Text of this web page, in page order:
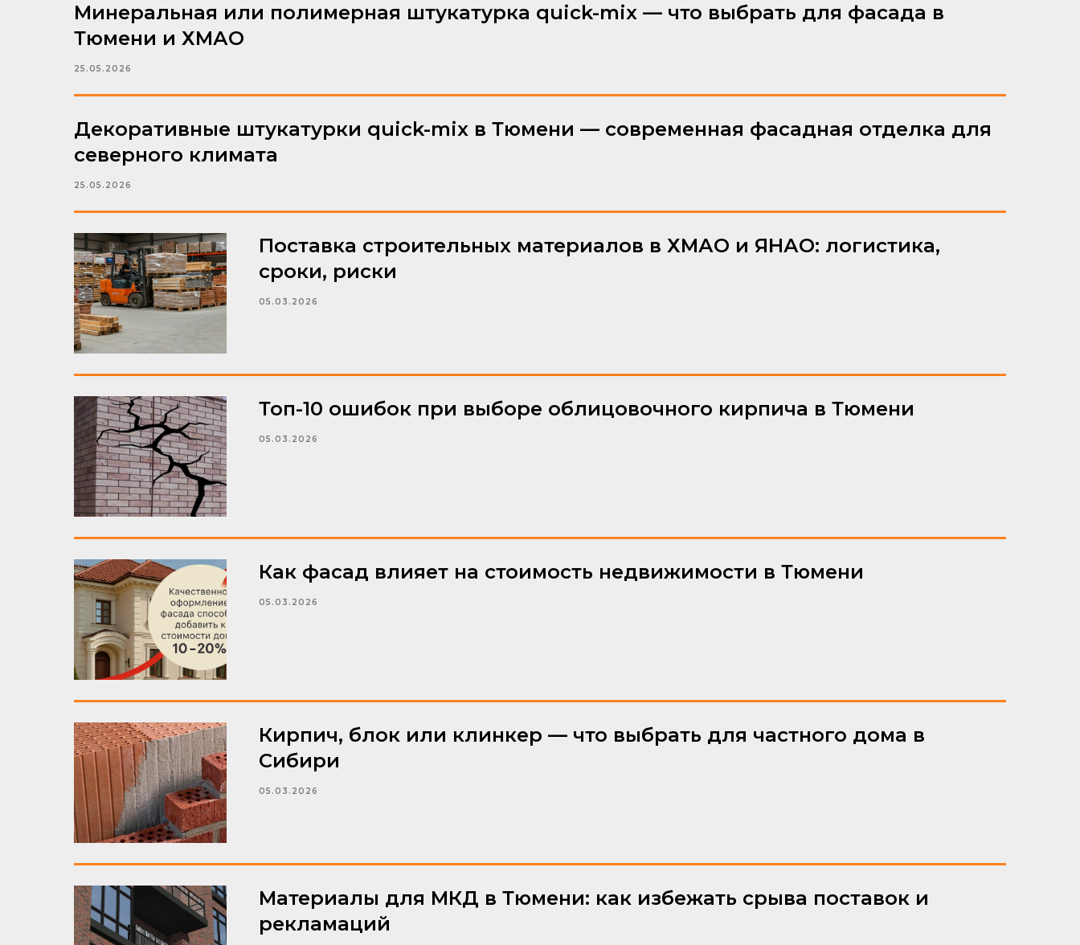
Минеральная или полимерная штукатурка quick-mix — что выбрать для фасада в
Тюмени и ХМАО
25.05.2026
Декоративные штукатурки quick-mix в Тюмени — современная фасадная отделка для
северного климата
25.05.2026
Поставка строительных материалов в ХМАО и ЯНАО: логистика,
сроки, риски
05.03.2026
Топ-10 ошибок при выборе облицовочного кирпича в Тюмени
05.03.2026
Как фасад влияет на стоимость недвижимости в Тюмени
05.03.2026
Кирпич, блок или клинкер — что выбрать для частного дома в
Сибири
05.03.2026
Материалы для МКД в Тюмени: как избежать срыва поставок и
рекламаций